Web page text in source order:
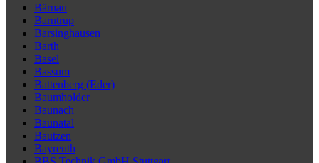
Bärnau
Barntrup
Barsinghausen
Barth
Basel
Bassum
Battenberg (Eder)
Baumholder
Baunach
Baunatal
Bautzen
Bayreuth